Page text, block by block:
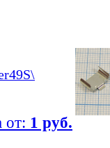
от: 1 руб.